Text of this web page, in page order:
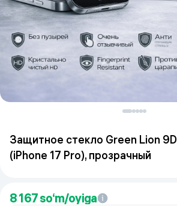
Защитное стекло Green Lion 9D
(iPhone 17 Pro), прозрачный
8 167so‘m/oyiga